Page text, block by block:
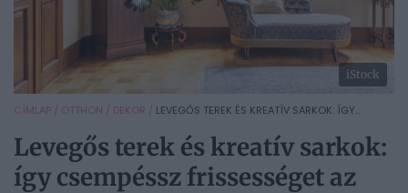
iStock
CÍMLAP / OTTHON / DEKOR / LEVEGŐS TEREK ÉS KREATÍV SARKOK: ÍGY...
Levegős terek és kreatív sarkok:
így csempéssz frissességet az